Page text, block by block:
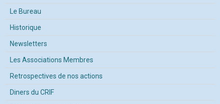
Le Bureau
Historique
Newsletters
Les Associations Membres
Retrospectives de nos actions
Diners du CRIF